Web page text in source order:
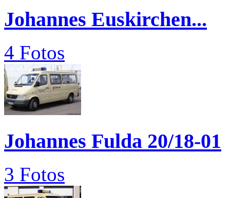
Johannes Euskirchen...
4 Fotos
Johannes Fulda 20/18-01
3 Fotos